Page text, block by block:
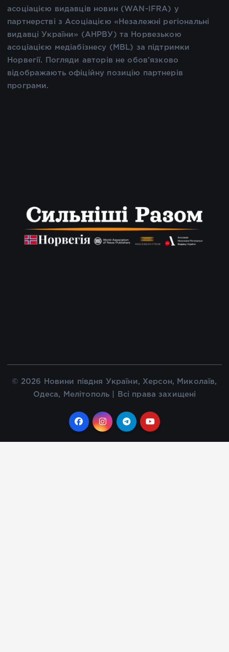
асоціацією видавців новин (WAN-IFRA) у
партнерстві з Асоціацією «Незалежні регіональні
видавці України» (АНРВУ) та Норвезькою
асоціацією медіабізнесу (MBL) за підтримки
Норвегії. Погляди авторів не обов’язково
відображають офіційну позицію партнерів
програми.
© 2026 Новини півдня України, Херсон, Миколаїв,
Одеса, Мелітополь | Всі права захищені